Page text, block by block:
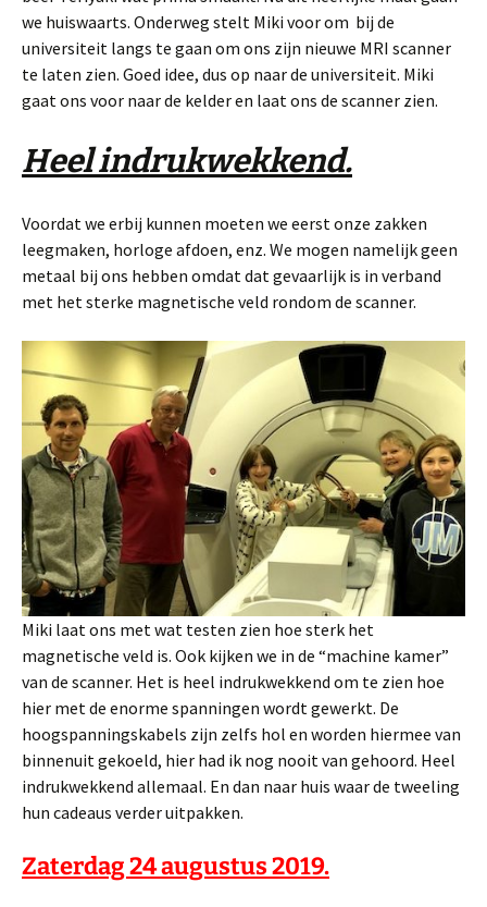
we huiswaarts. Onderweg stelt Miki voor om bij de
universiteit langs te gaan om ons zijn nieuwe MRI scanner
te laten zien. Goed idee, dus op naar de universiteit. Miki
gaat ons voor naar de kelder en laat ons de scanner zien.
Heel indrukwekkend.
Voordat we erbij kunnen moeten we eerst onze zakken
leegmaken, horloge afdoen, enz. We mogen namelijk geen
metaal bij ons hebben omdat dat gevaarlijk is in verband
met het sterke magnetische veld rondom de scanner.
Miki laat ons met wat testen zien hoe sterk het
magnetische veld is. Ook kijken we in de “machine kamer”
van de scanner. Het is heel indrukwekkend om te zien hoe
hier met de enorme spanningen wordt gewerkt. De
hoogspanningskabels zijn zelfs hol en worden hiermee van
binnenuit gekoeld, hier had ik nog nooit van gehoord. Heel
indrukwekkend allemaal. En dan naar huis waar de tweeling
hun cadeaus verder uitpakken.
Zaterdag 24 augustus 2019.